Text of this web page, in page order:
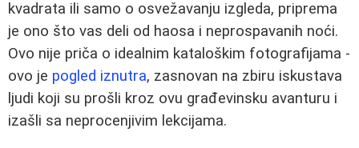
kvadrata ili samo o osvežavanju izgleda, priprema
je ono što vas deli od haosa i neprospavanih noći.
Ovo nije priča o idealnim kataloškim fotografijama -
ovo je pogled iznutra, zasnovan na zbiru iskustava
ljudi koji su prošli kroz ovu građevinsku avanturu i
izašli sa neprocenjivim lekcijama.